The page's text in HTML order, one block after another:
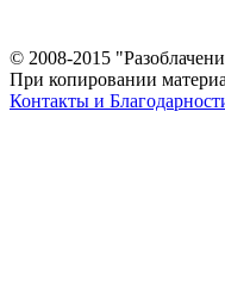
© 2008-2015
При копировании
Контакты и